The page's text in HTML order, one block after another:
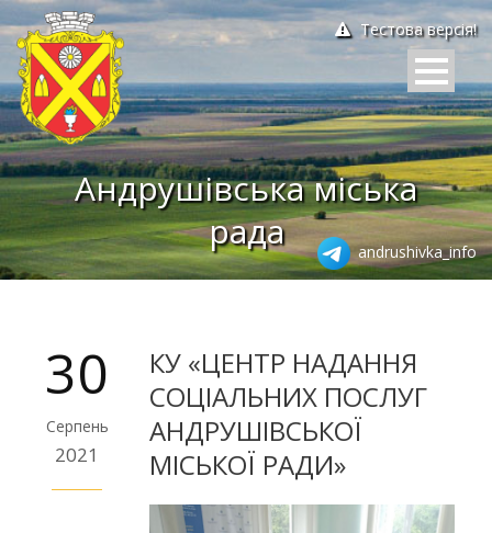
Тестова версія!
Андрушівська міська
рада
andrushivka_info
30
Серпень
2021
КУ «ЦЕНТР НАДАННЯ
СОЦІАЛЬНИХ ПОСЛУГ
АНДРУШІВСЬКОЇ
МІСЬКОЇ РАДИ»